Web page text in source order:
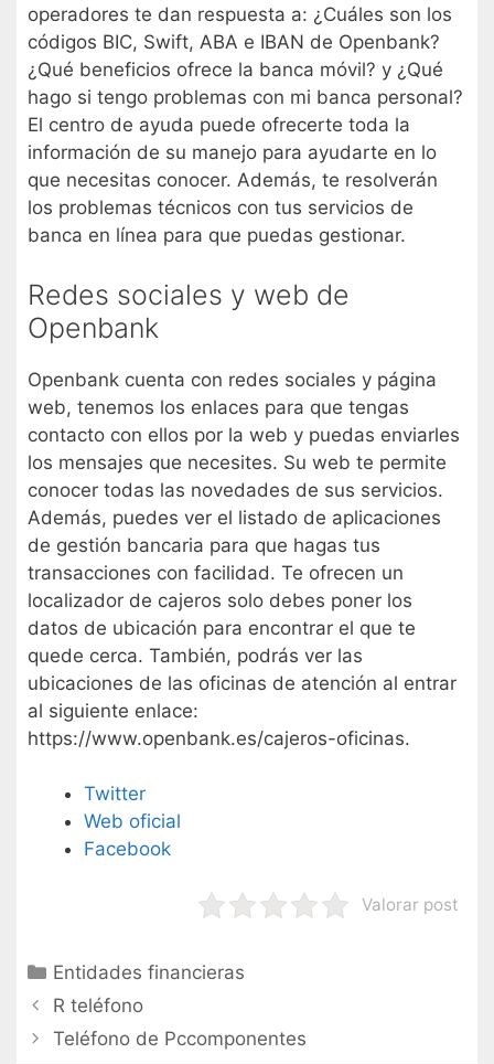
operadores te dan respuesta a: ¿Cuáles son los
códigos BIC, Swift, ABA e IBAN de Openbank?
¿Qué beneficios ofrece la banca móvil? y ¿Qué
hago si tengo problemas con mi banca personal?
El centro de ayuda puede ofrecerte toda la
información de su manejo para ayudarte en lo
que necesitas conocer. Además, te resolverán
los problemas técnicos con tus servicios de
banca en línea para que puedas gestionar.
Redes sociales y web de
Openbank
Openbank cuenta con redes sociales y página
web, tenemos los enlaces para que tengas
contacto con ellos por la web y puedas enviarles
los mensajes que necesites. Su web te permite
conocer todas las novedades de sus servicios.
Además, puedes ver el listado de aplicaciones
de gestión bancaria para que hagas tus
transacciones con facilidad. Te ofrecen un
localizador de cajeros solo debes poner los
datos de ubicación para encontrar el que te
quede cerca. También, podrás ver las
ubicaciones de las oficinas de atención al entrar
al siguiente enlace:
https://www.openbank.es/cajeros-oficinas.
Twitter
Web oficial
Facebook
Valorar post
Categorías
Entidades financieras
Navegación
de
R teléfono
Teléfono de Pccomponentes